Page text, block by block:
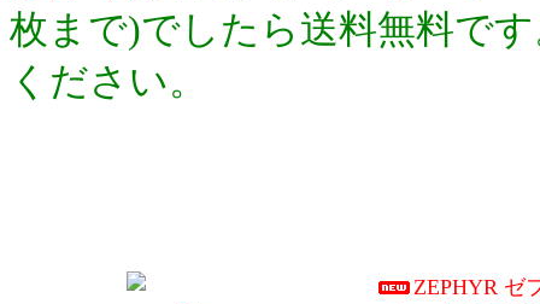
枚まで)でしたら送料無料で
ください。
ZEPHYR ゼ